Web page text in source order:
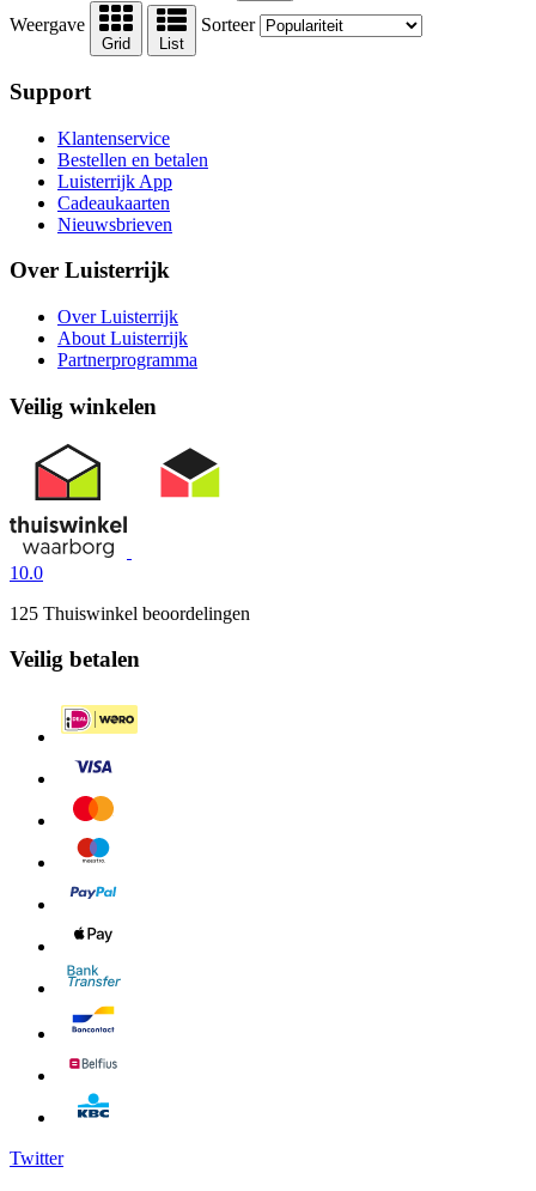
Weergave
Grid List
Sorteer
Support
Klantenservice
Bestellen en betalen
Luisterrijk App
Cadeaukaarten
Nieuwsbrieven
Over Luisterrijk
Over Luisterrijk
About Luisterrijk
Partnerprogramma
Veilig winkelen
10.0
125 Thuiswinkel beoordelingen
Veilig betalen
Twitter